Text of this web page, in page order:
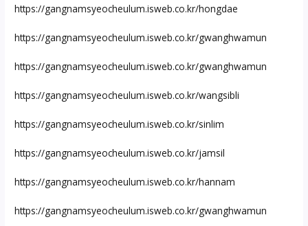
https://gangnamsyeocheulum.isweb.co.kr/hongdae
https://gangnamsyeocheulum.isweb.co.kr/gwanghwamun
https://gangnamsyeocheulum.isweb.co.kr/gwanghwamun
https://gangnamsyeocheulum.isweb.co.kr/wangsibli
https://gangnamsyeocheulum.isweb.co.kr/sinlim
https://gangnamsyeocheulum.isweb.co.kr/jamsil
https://gangnamsyeocheulum.isweb.co.kr/hannam
https://gangnamsyeocheulum.isweb.co.kr/gwanghwamun